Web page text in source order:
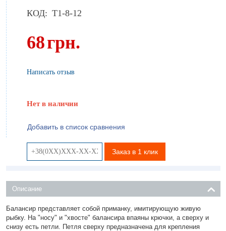
КОД: T1-8-12
68грн.
Написать отзыв
Нет в наличии
Добавить в список сравнения
Заказ в 1 клик
Описание
Балансир представляет собой приманку, имитирующую живую
рыбку. На "носу" и "хвосте" балансира впаяны крючки, а сверху и
снизу есть петли. Петля сверху предназначена для крепления